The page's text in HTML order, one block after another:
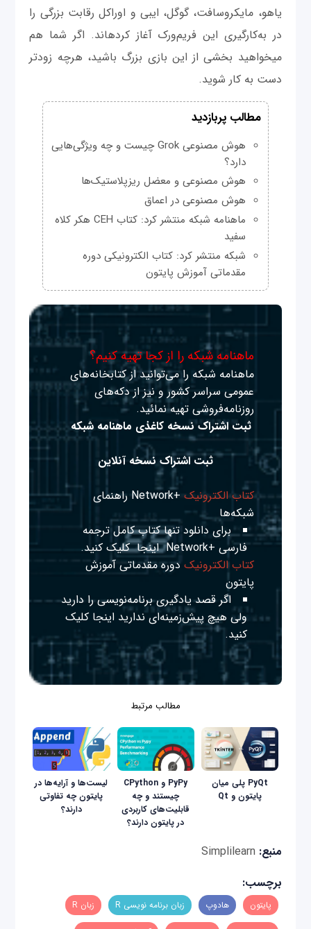
یاهو، مایکروسافت، گوگل، ای‎بی و اوراکل رقابت بزرگی را
در به‌کارگیری این فریم‌ورک آغاز کرده‎اند. اگر شما هم
می‎خواهید بخشی از این بازی بزرگ باشید، هرچه زودتر
دست به کار شوید.
مطالب پربازدید
هوش مصنوعی Grok چیست و چه ویژگی‌هایی
دارد؟
هوش مصنوعی و معضل ریزپلاستیک‌ها
هوش مصنوعی در اعماق
ماهنامه شبکه منتشر کرد: کتاب CEH هکر کلاه
سفید
شبکه منتشر کرد: کتاب الکترونیکی دوره
مقدماتی آموزش پایتون
ماهنامه شبکه را از کجا تهیه کنیم؟
ماهنامه شبکه را می‌توانید از کتابخانه‌های
عمومی سراسر کشور و نیز از دکه‌های
روزنامه‌فروشی تهیه نمائید.
ثبت اشتراک نسخه کاغذی ماهنامه شبکه
ثبت اشتراک نسخه آنلاین
کتاب الکترونیک
+Network راهنمای
شبکه‌ها
برای دانلود تنها کتاب کامل ترجمه
فارسی +Network
اینجا کلیک کنید.
کتاب الکترونیک دوره مقدماتی آموزش
پایتون
اگر قصد یادگیری برنامه‌نویسی را دارید
ولی هیچ پیش‌زمینه‌ای نداریداینجا کلیک
کنید.
مطالب مرتبط
PyQt پلی میان
پایتون و Qt
PyPy و CPython
چیستند و چه
قابلیت‌های کاربردی
در پایتون دارند؟
لیست‌ها و آرایه‌ها در
پایتون چه تفاوتی
دارند؟
منبع: Simplilearn
برچسب:
پایتون هادوپ زبان برنامه نویسی R زبان R